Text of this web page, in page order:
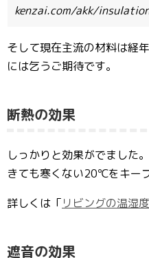
kenzai.com/akk/
そして現在主流の材料は経
には乞うご期待です。
断熱の効果
しっかりと効果がでました
きても寒くない20℃をキー
詳しくは「リビングの温湿
遮音の効果